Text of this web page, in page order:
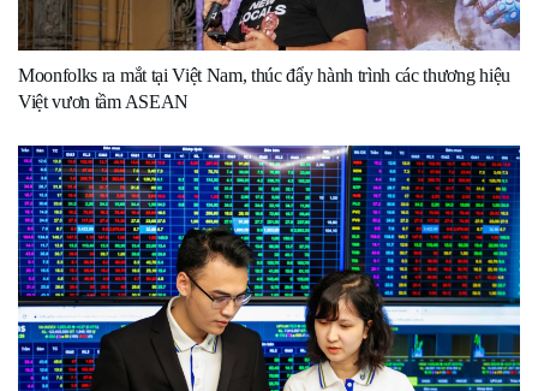
Moonfolks ra mắt tại Việt Nam, thúc đẩy hành trình các thương hiệu
Việt vươn tầm ASEAN